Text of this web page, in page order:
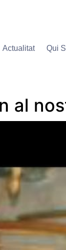
Actualitat Qui
al